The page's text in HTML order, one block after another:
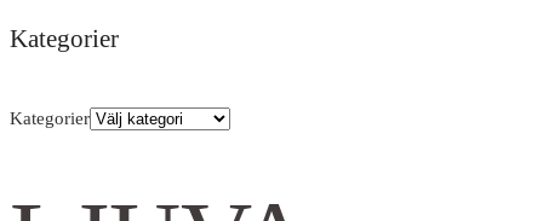
Kategorier
Kategorier